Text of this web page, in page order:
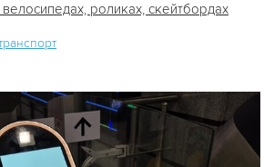
роликах, скейтбордах